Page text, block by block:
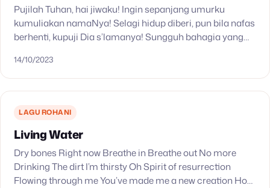
Pujilah Tuhan, hai jiwaku! Ingin sepanjang umurku
kumuliakan namaNya! Selagi hidup diberi, pun bila nafas
berhenti, kupuji Dia s’lamanya! Sungguh bahagia yang
kekal. Si miskin dientaskanNya,…
14/10/2023
LAGU ROHANI
Living Water
Dry bones Right now Breathe in Breathe out No more
Drinking The dirt I’m thirsty Oh Spirit of resurrection
Flowing through me You’ve made me a new creation How